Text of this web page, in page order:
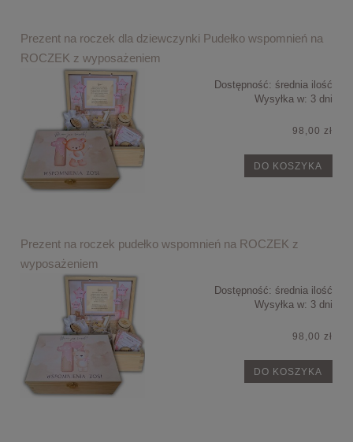
Prezent na roczek dla dziewczynki Pudełko wspomnień na
ROCZEK z wyposażeniem
Dostępność: średnia ilość
Wysyłka w: 3 dni
98,00 zł
DO KOSZYKA
Prezent na roczek pudełko wspomnień na ROCZEK z
wyposażeniem
Dostępność: średnia ilość
Wysyłka w: 3 dni
98,00 zł
DO KOSZYKA